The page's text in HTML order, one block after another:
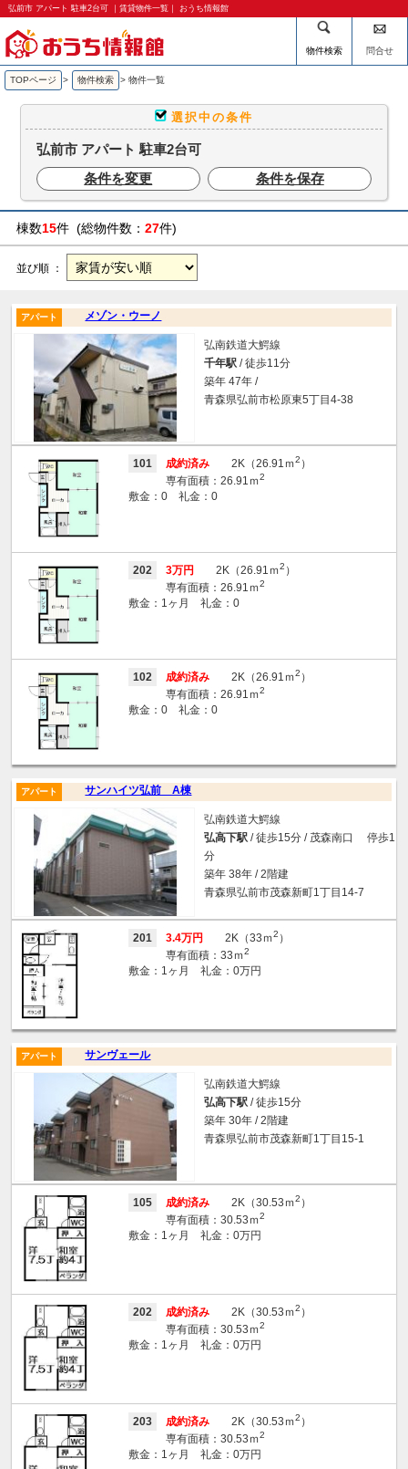
弘前市 アパート 駐車2台可 ｜賃貸物件一覧｜ おうち情報館
物件検索 問合せ
TOPページ > 物件検索 > 物件一覧
選択中の条件
弘前市 アパート 駐車2台可
条件を変更
条件を保存
棟数15件 (総物件数： 27件)
並び順 ：
メゾン・ウーノ
アパート
弘南鉄道大鰐線
千年駅 / 徒歩11分
築年 47年 /
青森県弘前市松原東5丁目4-38
101 成約済み 2K（26.91ｍ2 ）
専有面積：26.91ｍ2
敷金：0 礼金：0
202 3万円 2K（26.91ｍ2 ）
専有面積：26.91ｍ2
敷金：1ヶ月 礼金：0
102 成約済み 2K（26.91ｍ2 ）
専有面積：26.91ｍ2
敷金：0 礼金：0
サンハイツ弘前 A棟
アパート
弘南鉄道大鰐線
弘高下駅 / 徒歩15分 / 茂森南口 停歩1
分
築年 38年 / 2階建
青森県弘前市茂森新町1丁目14-7
201 3.4万円 2K（33ｍ2 ）
専有面積：33ｍ2
敷金：1ヶ月 礼金：0万円
サンヴェール
アパート
弘南鉄道大鰐線
弘高下駅 / 徒歩15分
築年 30年 / 2階建
青森県弘前市茂森新町1丁目15-1
105 成約済み 2K（30.53ｍ2 ）
専有面積：30.53ｍ2
敷金：1ヶ月 礼金：0万円
202 成約済み 2K（30.53ｍ2 ）
専有面積：30.53ｍ2
敷金：1ヶ月 礼金：0万円
203 成約済み 2K（30.53ｍ2 ）
専有面積：30.53ｍ2
敷金：1ヶ月 礼金：0万円